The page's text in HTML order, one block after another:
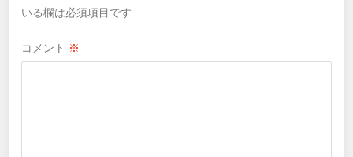
いる欄は必須項目です
コメント ※